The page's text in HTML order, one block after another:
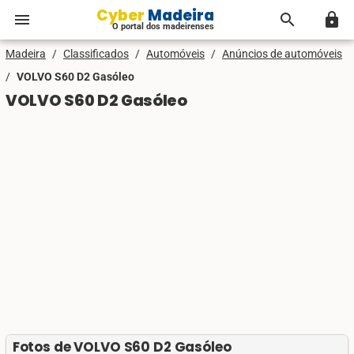
menu Cyber Madeira
O portal dos madeirenses search lock
Madeira / Classificados / Automóveis / Anúncios de automóveis
/ VOLVO S60 D2 Gasóleo
VOLVO S60 D2 Gasóleo
Fotos de VOLVO S60 D2 Gasóleo